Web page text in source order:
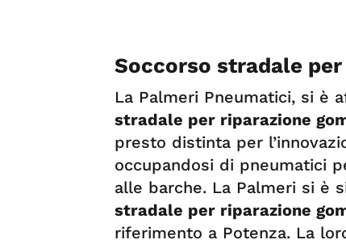
Soccorso stradale
La Palmeri Pneumatici, si è
stradale per riparazione
presto distinta per
occupandosi di pneumatici
alle barche. La Palmeri si è
stradale per riparazione
riferimento a Potenza. La